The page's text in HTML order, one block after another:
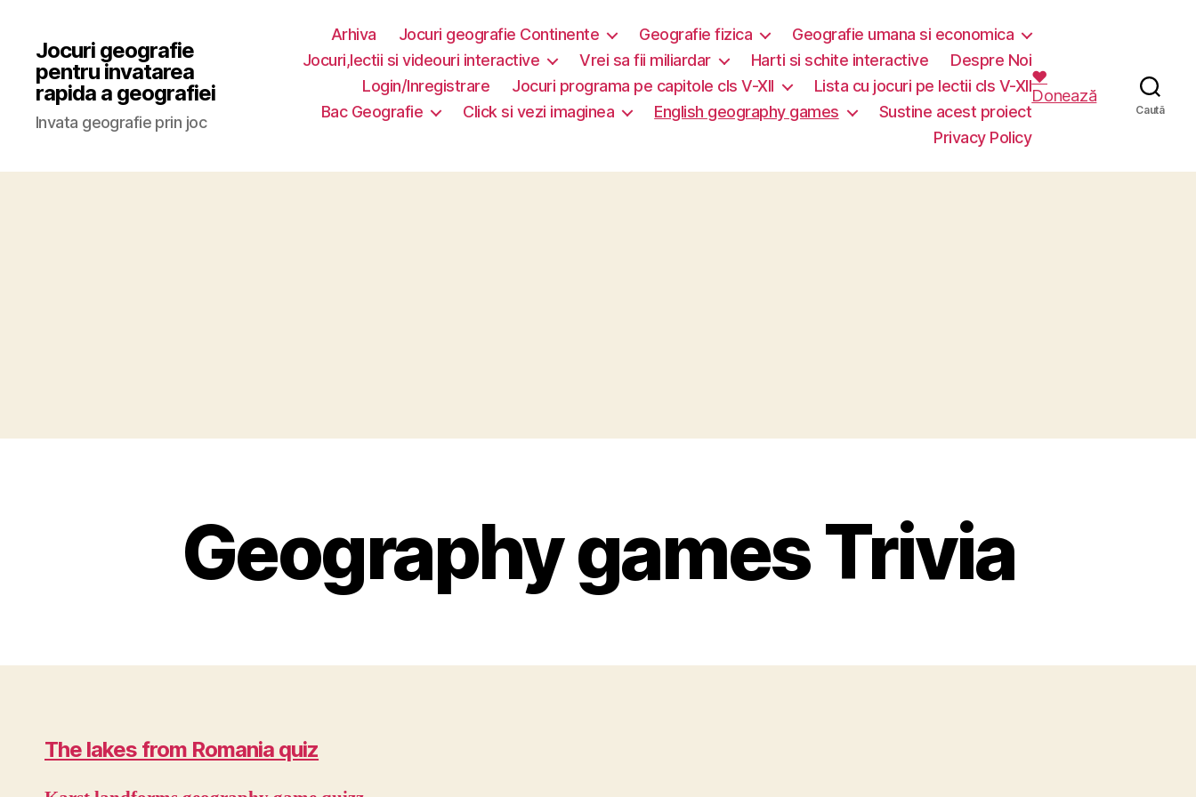
Jocuri geografie
pentru invatarea
rapida a geografiei
Invata geografie prin joc
Arhiva Jocuri geografie Continente Geografie fizica
Geografie umana si economica
Jocuri,lectii si videouri interactive
Vrei sa fii miliardar Harti si schite interactive
Despre Noi
Login/Inregistrare
Jocuri programa pe capitole cls V-XII
Lista cu jocuri pe lectii cls V-XII
Bac Geografie
Click si vezi imaginea English geography games
Sustine acest proiect
Privacy Policy
❤️
Donează
Caută
Geography games Trivia
The lakes from Romania quiz